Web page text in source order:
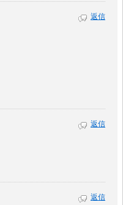
返信
返信
返信